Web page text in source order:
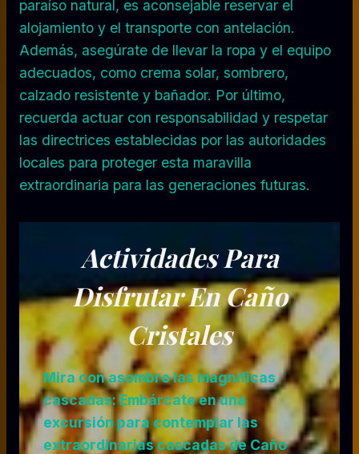
paraíso natural, es aconsejable reservar el
alojamiento y el transporte con antelación.
Además, asegúrate de llevar la ropa y el equipo
adecuados, como crema solar, sombrero,
calzado resistente y bañador. Por último,
recuerda actuar con responsabilidad y respetar
las directrices establecidas por las autoridades
locales para proteger esta maravilla
extraordinaria para las generaciones futuras.
Actividades Para
Disfrutar En Caño
Cristales
Mira con asombro las magníficas
cascadas: Embárcate en una
excursión para contemplar las
extraordinarias cascadas de Caño